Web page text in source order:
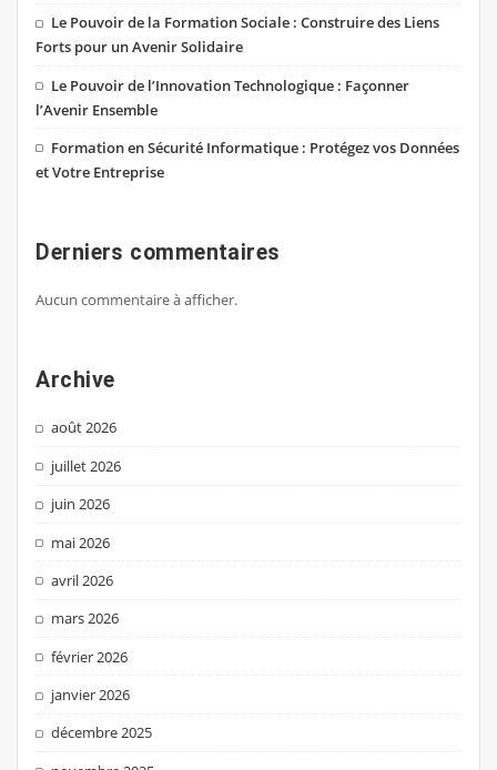
Le Pouvoir de la Formation Sociale : Construire des Liens
Forts pour un Avenir Solidaire
Le Pouvoir de l’Innovation Technologique : Façonner
l’Avenir Ensemble
Formation en Sécurité Informatique : Protégez vos Données
et Votre Entreprise
Derniers commentaires
Aucun commentaire à afficher.
Archive
août 2026
juillet 2026
juin 2026
mai 2026
avril 2026
mars 2026
février 2026
janvier 2026
décembre 2025